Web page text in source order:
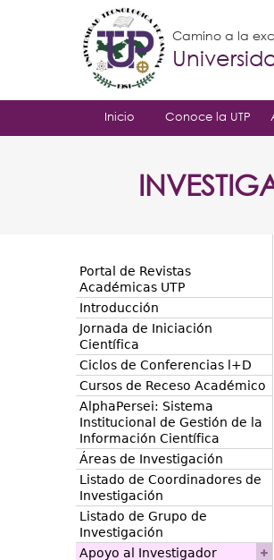
Camino a la
Inicio Conoce la UTP
Portal de Revistas
Académicas UTP
Introducción
Jornada de Iniciación
Científica
Ciclos de Conferencias l+D
Cursos de Receso Académico
AlphaPersei: Sistema
Institucional de Gestión de la
Información Científica
Áreas de Investigación
Listado de Coordinadores de
Investigación
Listado de Grupo de
Investigación
Apoyo al Investigador